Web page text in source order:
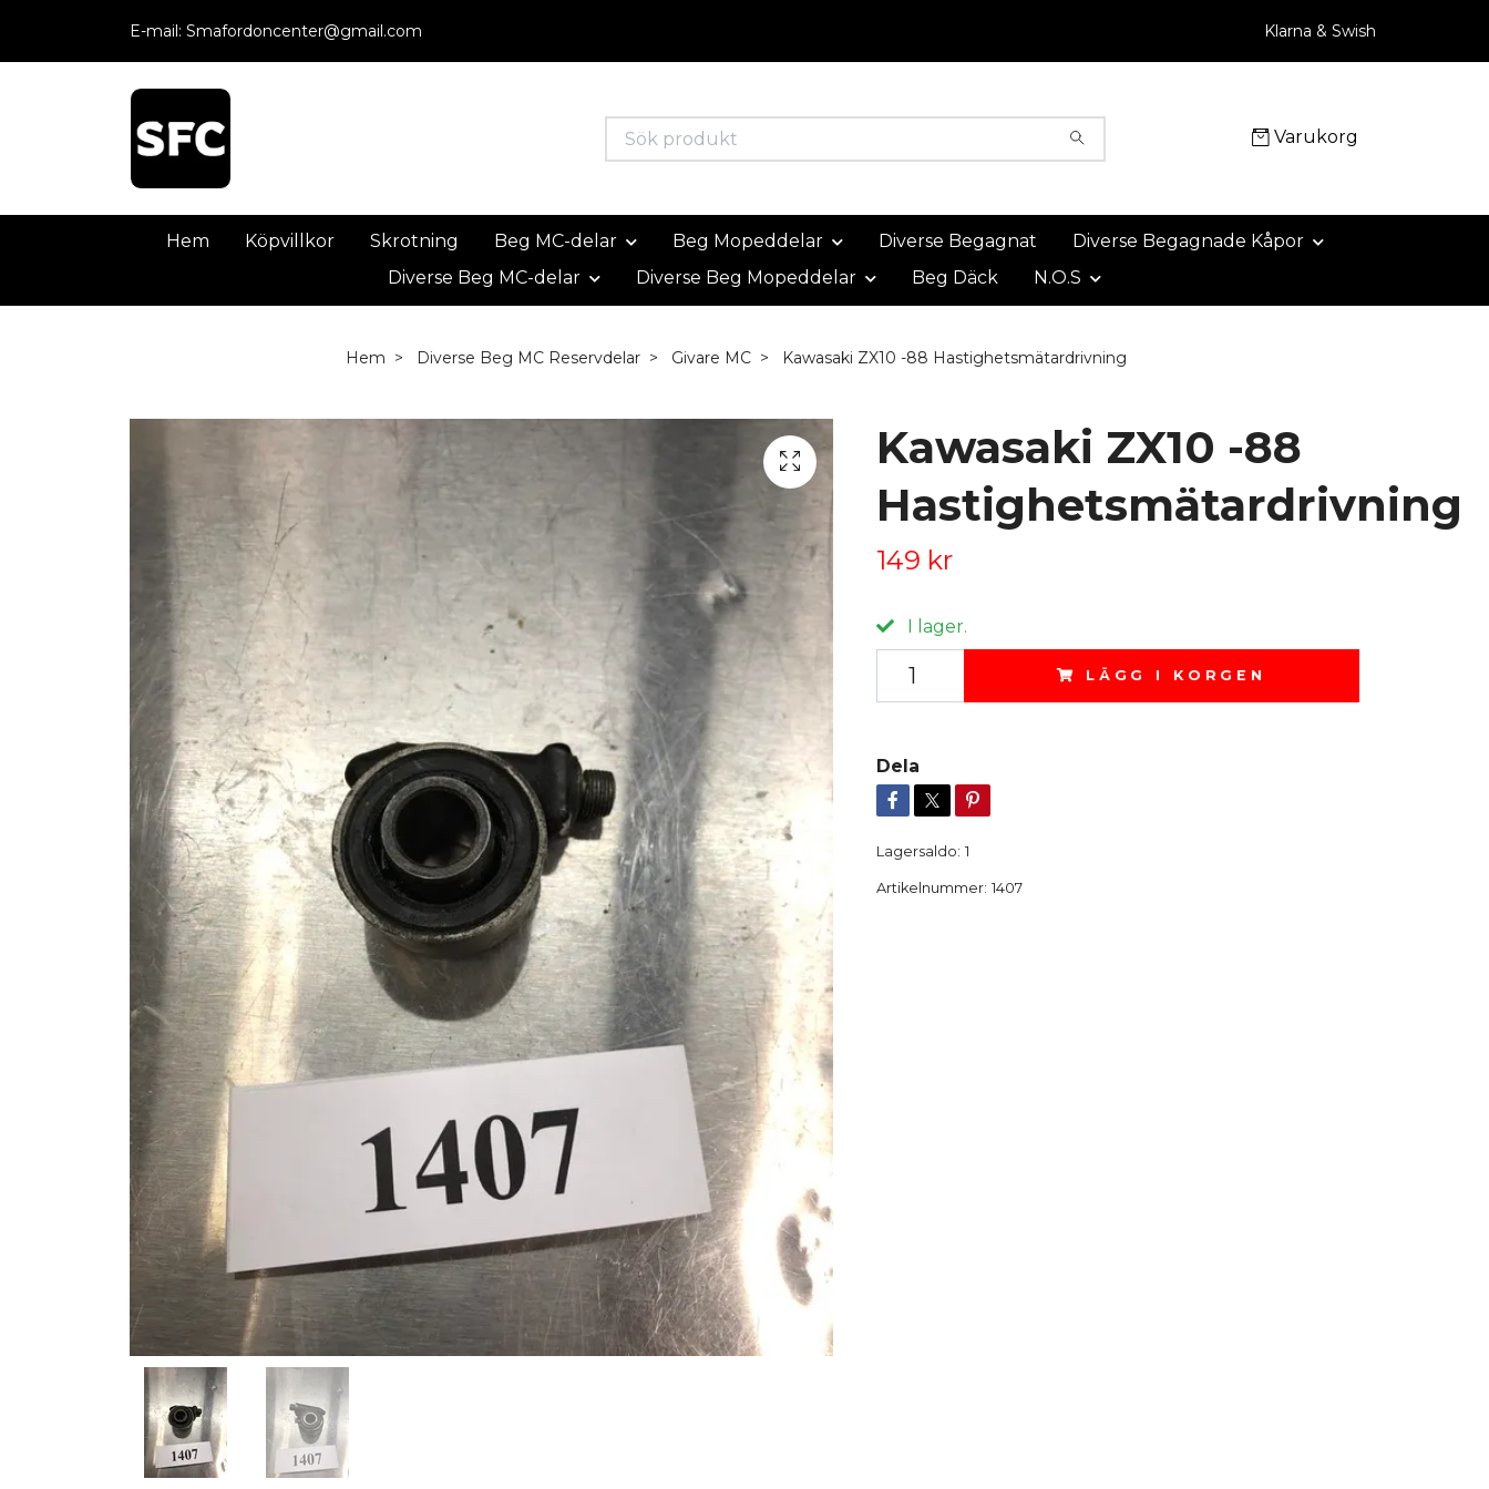
E-mail: Smafordoncenter@gmail.com Klarna & Swish
Varukorg
Hem Köpvillkor Skrotning Beg MC-delar Beg Mopeddelar Diverse Begagnat
Diverse Begagnade Kåpor
Diverse Beg MC-delar
Diverse Beg Mopeddelar Beg Däck N.O.S
Hem Diverse Beg MC Reservdelar Givare MC Kawasaki ZX10 -88 Hastighetsmätardrivning
Kawasaki ZX10 -88
Hastighetsmätardrivning
149 kr
I lager.
LÄGG I KORGEN
Dela
Lagersaldo: 1
Artikelnummer: 1407